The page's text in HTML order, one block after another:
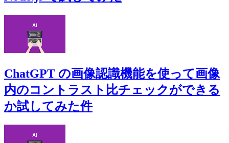
ChatGPT の画像認識機能を使って画像
内のコントラスト比チェックができる
か試してみた件